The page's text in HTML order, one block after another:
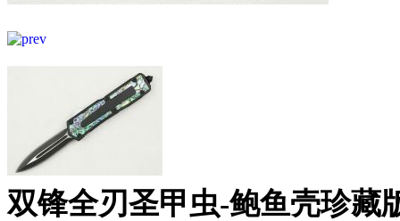
双锋全刃圣甲虫-鲍鱼壳珍藏